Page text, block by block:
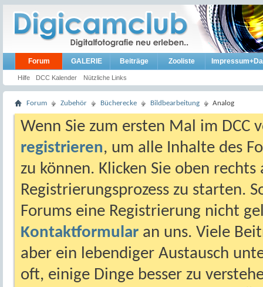
Forum
Hilfe DCC Kalender Nützliche Links
GALERIE Beiträge Zooliste
Forum Zubehör Bücherecke Bildbearbeitung Analog
Wenn Sie zum ersten Mal im DCC
registrieren, um alle Inhalte des
zu können. Klicken Sie oben
Registrierungsprozess zu starten.
Forums eine Registrierung nicht
Kontaktformular an uns. Viele
aber ein lebendiger Austausch
oft, einige Dinge besser zu